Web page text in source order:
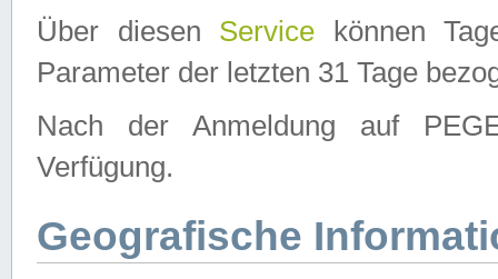
Über diesen Service können
Parameter der letzten 31 Tage
Nach der Anmeldung auf
Verfügung.
Geografische